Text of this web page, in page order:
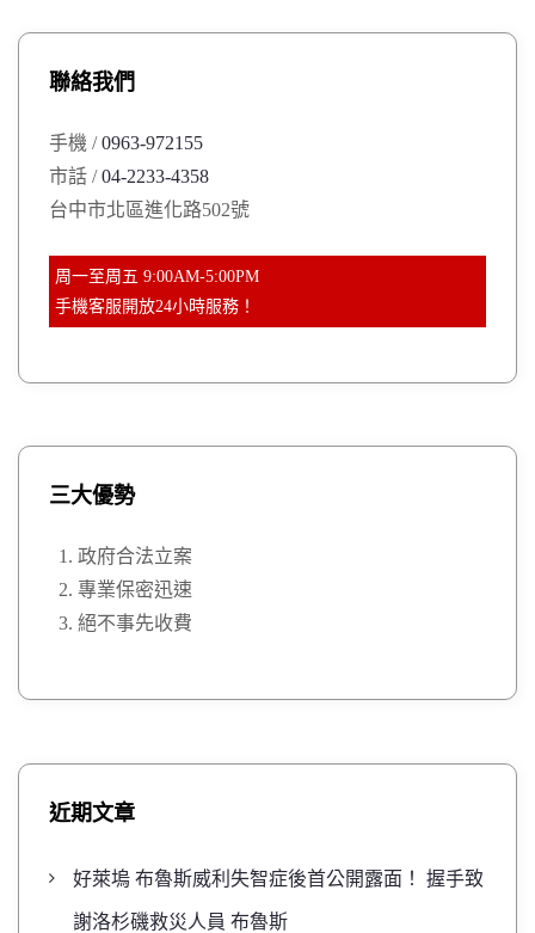
f
:
聯絡我們
手機 /0963-972155
市話 /04-2233-4358
台中市北區進化路502號
周一至周五 9:00AM-5:00PM
手機客服開放24小時服務！
三大優勢
政府合法立案
專業保密迅速
絕不事先收費
近期文章
好萊塢 布魯斯威利失智症後首公開露面！ 握手致
謝洛杉磯救災人員 布魯斯